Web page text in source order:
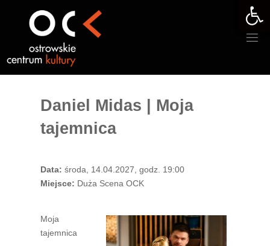
Daniel Midas | Moja
tajemnica
Data: środa, 14.04.2027, godz. 19:00
Miejsce: Duża Scena OCK
Moja
tajemnica